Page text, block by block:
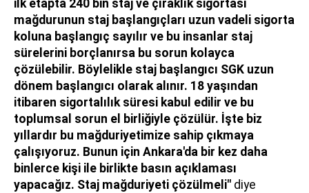
ilk etapta 240 bin staj ve çıraklık sigortası
mağdurunun staj başlangıçları uzun vadeli sigorta
koluna başlangıç sayılır ve bu insanlar staj
sürelerini borçlanırsa bu sorun kolayca
çözülebilir. Böylelikle staj başlangıcı SGK uzun
dönem başlangıcı olarak alınır. 18 yaşından
itibaren sigortalılık süresi kabul edilir ve bu
toplumsal sorun el birliğiyle çözülür. İşte biz
yıllardır bu mağduriyetimize sahip çıkmaya
çalışıyoruz. Bunun için Ankara'da bir kez daha
binlerce kişi ile birlikte basın açıklaması
yapacağız. Staj mağduriyeti çözülmeli" diye